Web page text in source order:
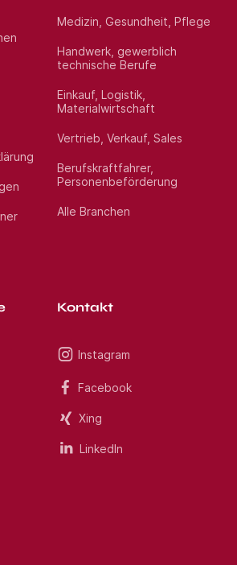
Medizin, Gesundheit, Pflege
Handwerk, gewerblich
technische Berufe
Einkauf, Logistik,
Materialwirtschaft
Vertrieb, Verkauf, Sales
Berufskraftfahrer,
Personenbeförderung
Alle Branchen
Kontakt
Instagram
Facebook
Xing
LinkedIn